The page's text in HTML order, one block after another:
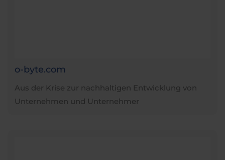
o-byte.com
Aus der Krise zur nachhaltigen Entwicklung von
Unternehmen und Unternehmer